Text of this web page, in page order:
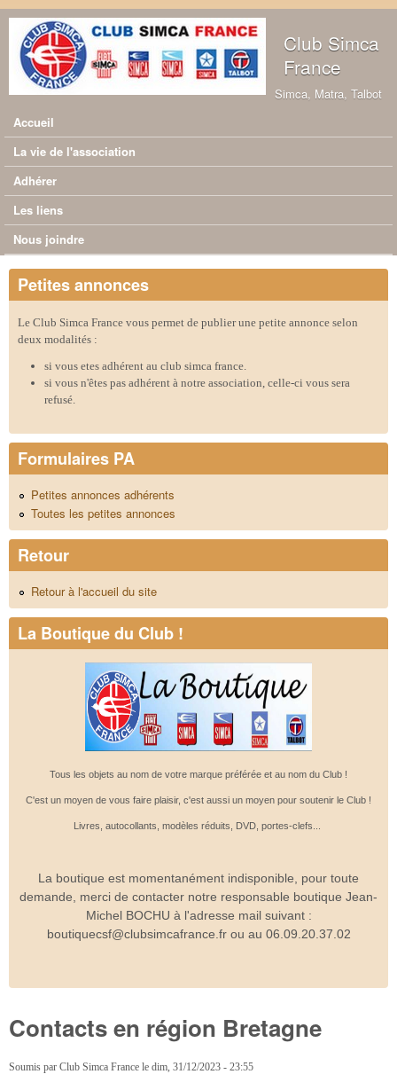
Aller au contenu principal
Club Simca
France
Simca, Matra, Talbot
Menu principal
Accueil
La vie de l'association
Adhérer
Les liens
Nous joindre
Petites annonces
Le Club Simca France vous permet de publier une petite annonce selon
deux modalités :
si vous etes adhérent au club simca france.
si vous n'êtes pas adhérent à notre association, celle-ci vous sera
refusé.
Formulaires PA
Petites annonces adhérents
Toutes les petites annonces
Retour
Retour à l'accueil du site
La Boutique du Club !
Tous les objets au nom de votre marque préférée et au nom du Club !
C'est un moyen de vous faire plaisir, c'est aussi un moyen pour soutenir le Club !
Livres, autocollants, modèles réduits, DVD, portes-clefs...
La boutique est momentanément indisponible, pour toute
demande, merci de contacter notre responsable boutique Jean-
Michel BOCHU à l'adresse mail suivant :
boutiquecsf@clubsimcafrance.fr ou au 06.09.20.37.02
Contacts en région Bretagne
Soumis par Club Simca France le dim, 31/12/2023 - 23:55